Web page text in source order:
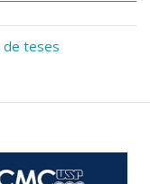
de teses